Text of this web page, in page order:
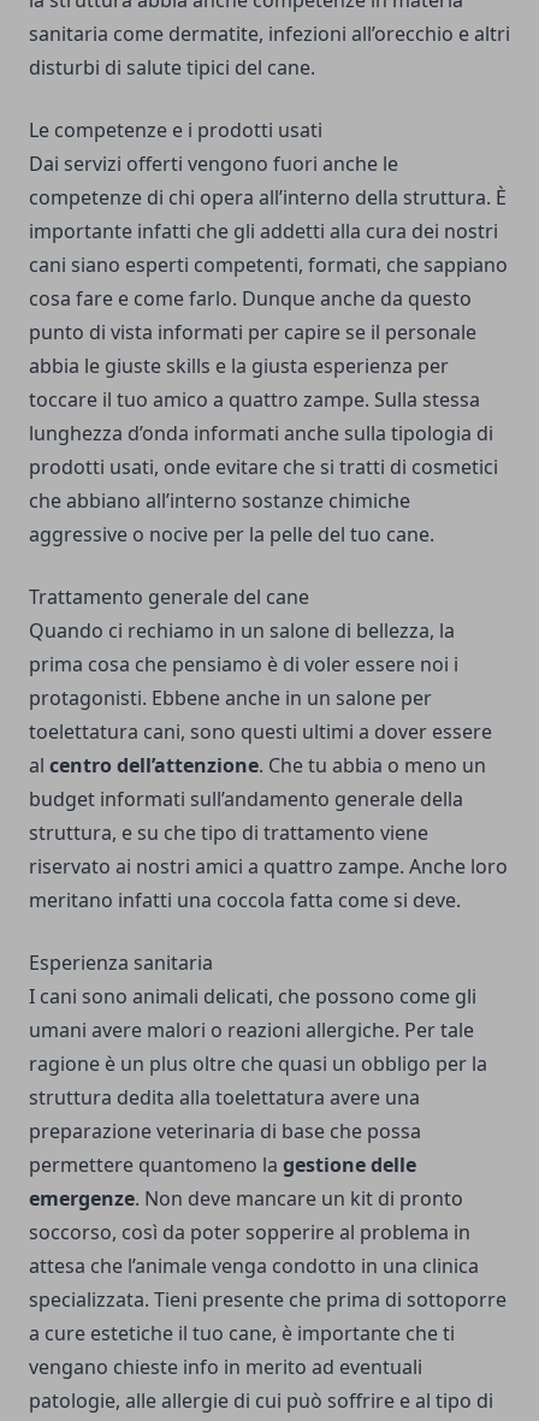
sanitaria come dermatite, infezioni all’orecchio e altri
disturbi di salute tipici del cane.
Le competenze e i prodotti usati
Dai servizi offerti vengono fuori anche le
competenze di chi opera all’interno della struttura. È
importante infatti che gli addetti alla cura dei nostri
cani siano esperti competenti, formati, che sappiano
cosa fare e come farlo. Dunque anche da questo
punto di vista informati per capire se il personale
abbia le giuste skills e la giusta esperienza per
toccare il tuo amico a quattro zampe. Sulla stessa
lunghezza d’onda informati anche sulla tipologia di
prodotti usati, onde evitare che si tratti di cosmetici
che abbiano all’interno sostanze chimiche
aggressive o nocive per la pelle del tuo cane.
Trattamento generale del cane
Quando ci rechiamo in un salone di bellezza, la
prima cosa che pensiamo è di voler essere noi i
protagonisti. Ebbene anche in un salone per
toelettatura cani, sono questi ultimi a dover essere
al centro dell’attenzione. Che tu abbia o meno un
budget informati sull’andamento generale della
struttura, e su che tipo di trattamento viene
riservato ai nostri amici a quattro zampe. Anche loro
meritano infatti una coccola fatta come si deve.
Esperienza sanitaria
I cani sono animali delicati, che possono come gli
umani avere malori o reazioni allergiche. Per tale
ragione è un plus oltre che quasi un obbligo per la
struttura dedita alla toelettatura avere una
preparazione veterinaria di base che possa
permettere quantomeno la gestione delle
emergenze. Non deve mancare un kit di pronto
soccorso, così da poter sopperire al problema in
attesa che l’animale venga condotto in una clinica
specializzata. Tieni presente che prima di sottoporre
a cure estetiche il tuo cane, è importante che ti
vengano chieste info in merito ad eventuali
patologie, alle allergie di cui può soffrire e al tipo di